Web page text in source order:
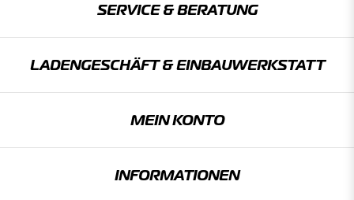
SERVICE & BERATUNG
LADENGESCHÄFT & EINBAU­WERKSTATT
MEIN KONTO
INFORMATIONEN